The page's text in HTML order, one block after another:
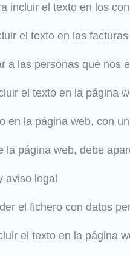
incluir el texto en los
el texto en las
a las personas que nos
el texto en la página
en la página web, con
la página web, debe
aviso legal
el fichero con datos
el texto en la página